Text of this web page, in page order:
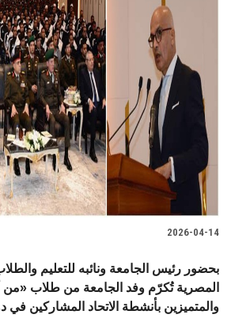
2026-04-14
بحضور رئيس الجامعة ونائبه للتعليم
المصرية تُكرّم وفد الجامعة من طلاب
والمتميزين بأنشطة الاتحاد المشاركين في